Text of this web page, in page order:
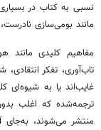
نسبی به کتاب در
مانند بومی‌سازی
مفاهیم کلیدی مانند
تاب‌آوری، تفکر
غایب‌اند یا به شیوه‌ای
ترجمه‌شده که اغلب
منتشر می‌شوند، به‌جای